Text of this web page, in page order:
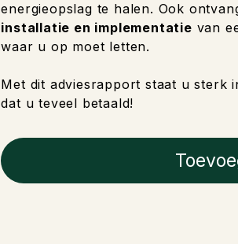
energieopslag te halen. Ook
installatie en implementatie van
waar u op moet letten.
Met dit adviesrapport staat u sterk
dat u teveel betaald!